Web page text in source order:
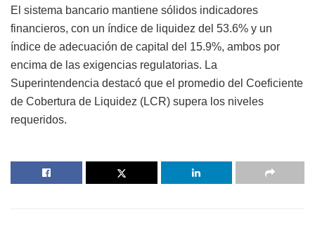
El sistema bancario mantiene sólidos indicadores
financieros, con un índice de liquidez del 53.6% y un
índice de adecuación de capital del 15.9%, ambos por
encima de las exigencias regulatorias. La
Superintendencia destacó que el promedio del Coeficiente
de Cobertura de Liquidez (LCR) supera los niveles
requeridos.